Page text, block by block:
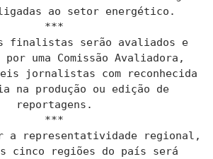
ao setor energético.
***
finalistas serão avaliados e
por uma Comissão Avaliadora,
jornalistas com reconhecida
na produção ou edição de
reportagens.
***
a representatividade regional,
cinco regiões do país será